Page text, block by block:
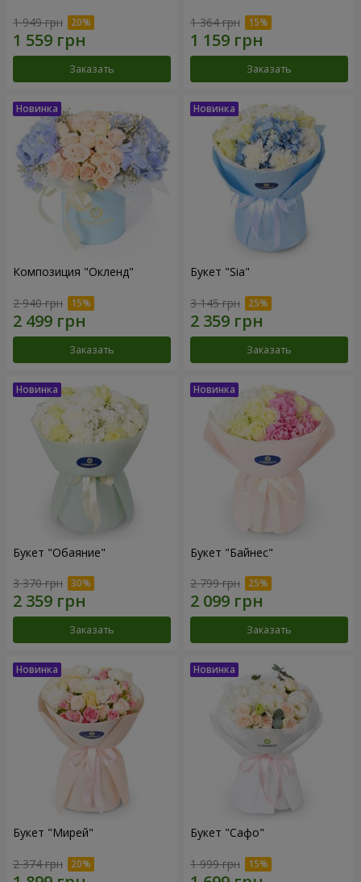
1 949 грн
Заказать
1 364 грн
Заказать
Композиция "Окленд"
2 940 грн
Заказать
Букет "Sia"
3 145 грн
Заказать
Букет "Обаяние"
3 370 грн
Заказать
Букет "Байнес"
2 799 грн
Заказать
Букет "Мирей"
2 374 грн
Букет "Сафо"
1 999 грн